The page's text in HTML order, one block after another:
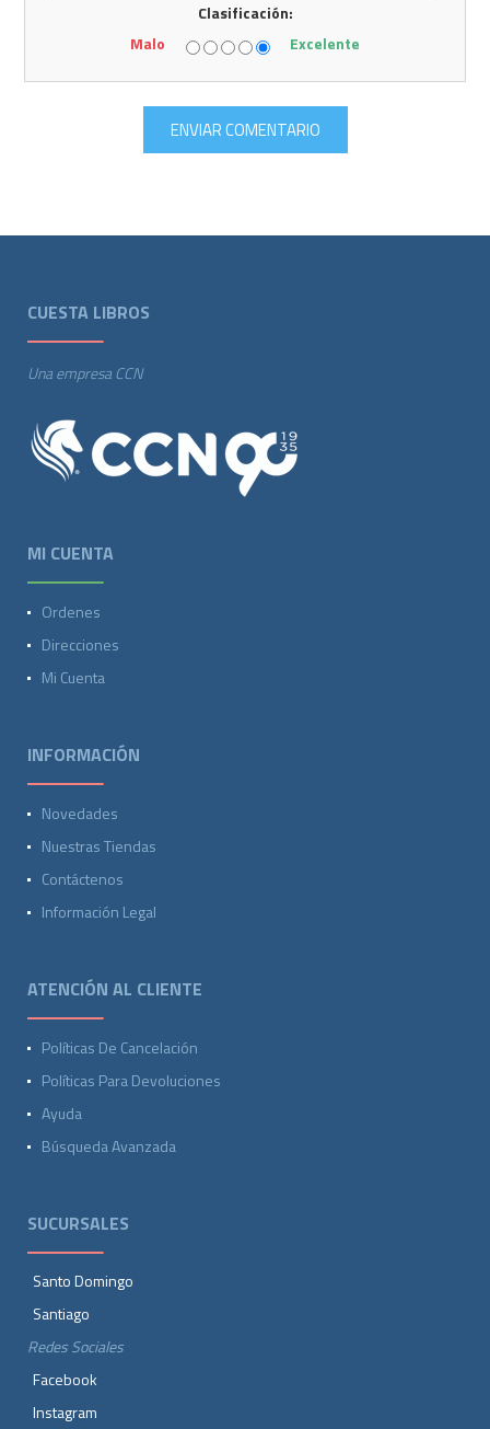
Clasificación:
Malo
Excelente
CUESTA LIBROS
Una empresa CCN
MI CUENTA
Ordenes
Direcciones
Mi Cuenta
INFORMACIÓN
Novedades
Nuestras Tiendas
Contáctenos
Información Legal
ATENCIÓN AL CLIENTE
Políticas De Cancelación
Políticas Para Devoluciones
Ayuda
Búsqueda Avanzada
SUCURSALES
Santo Domingo
Santiago
Redes Sociales
Facebook
Instagram